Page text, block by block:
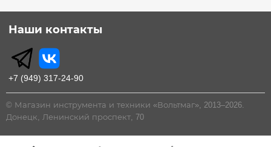
Наши контакты
+7 (949) 317-24-90
© Магазин инструмента и техники «Вольтмаг», 2013–2026.
Донецк, Ленинский проспект, 70